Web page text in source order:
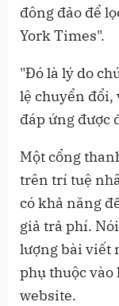
đông đảo để
York Times".
"Đó là lý do
lệ chuyển đổi,
đáp ứng được
Một cổng
trên trí tuệ
có khả năng
giả trả phí.
lượng bài viết
phụ thuộc vào
website.